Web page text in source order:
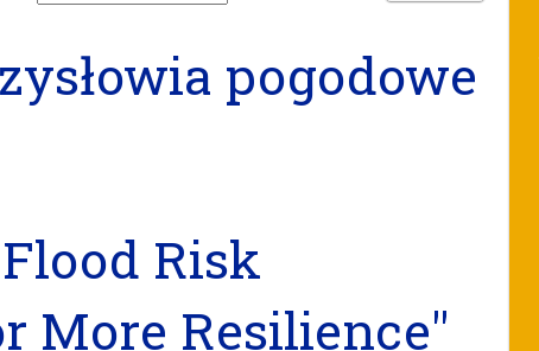
pogodowe
Risk
More Resilience"